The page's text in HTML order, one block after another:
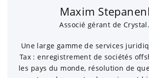
Maxim
Associé gérant de
Une large gamme de services
Tax : enregistrement de sociétés
les pays du monde, résolution de